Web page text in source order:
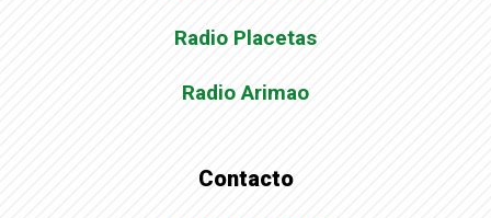
Radio Placetas
Radio Arimao
Contacto